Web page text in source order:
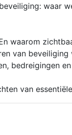
waar
waarom
van
bedreigingen
van